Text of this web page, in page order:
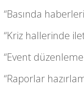
“Basında
“Kriz hallerinde
“Event
“Raporlar